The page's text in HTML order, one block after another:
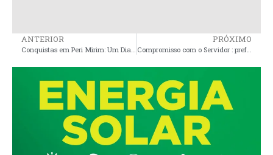
ANTERIOR
Conquistas em Peri Mirim: Um Dia de Avanços e Esperança
PRÓXIMO
Compromisso com o Servidor : prefeito Fernando PL antecipa mais uma vez o pagamento de servidores em Nunes Freire